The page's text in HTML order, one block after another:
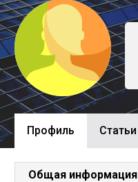
Профиль Cтатьи
Общая информация